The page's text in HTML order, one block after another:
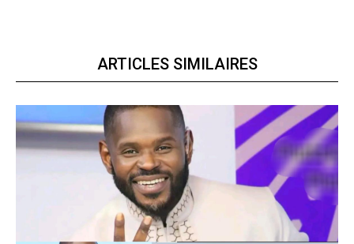
ARTICLES SIMILAIRES